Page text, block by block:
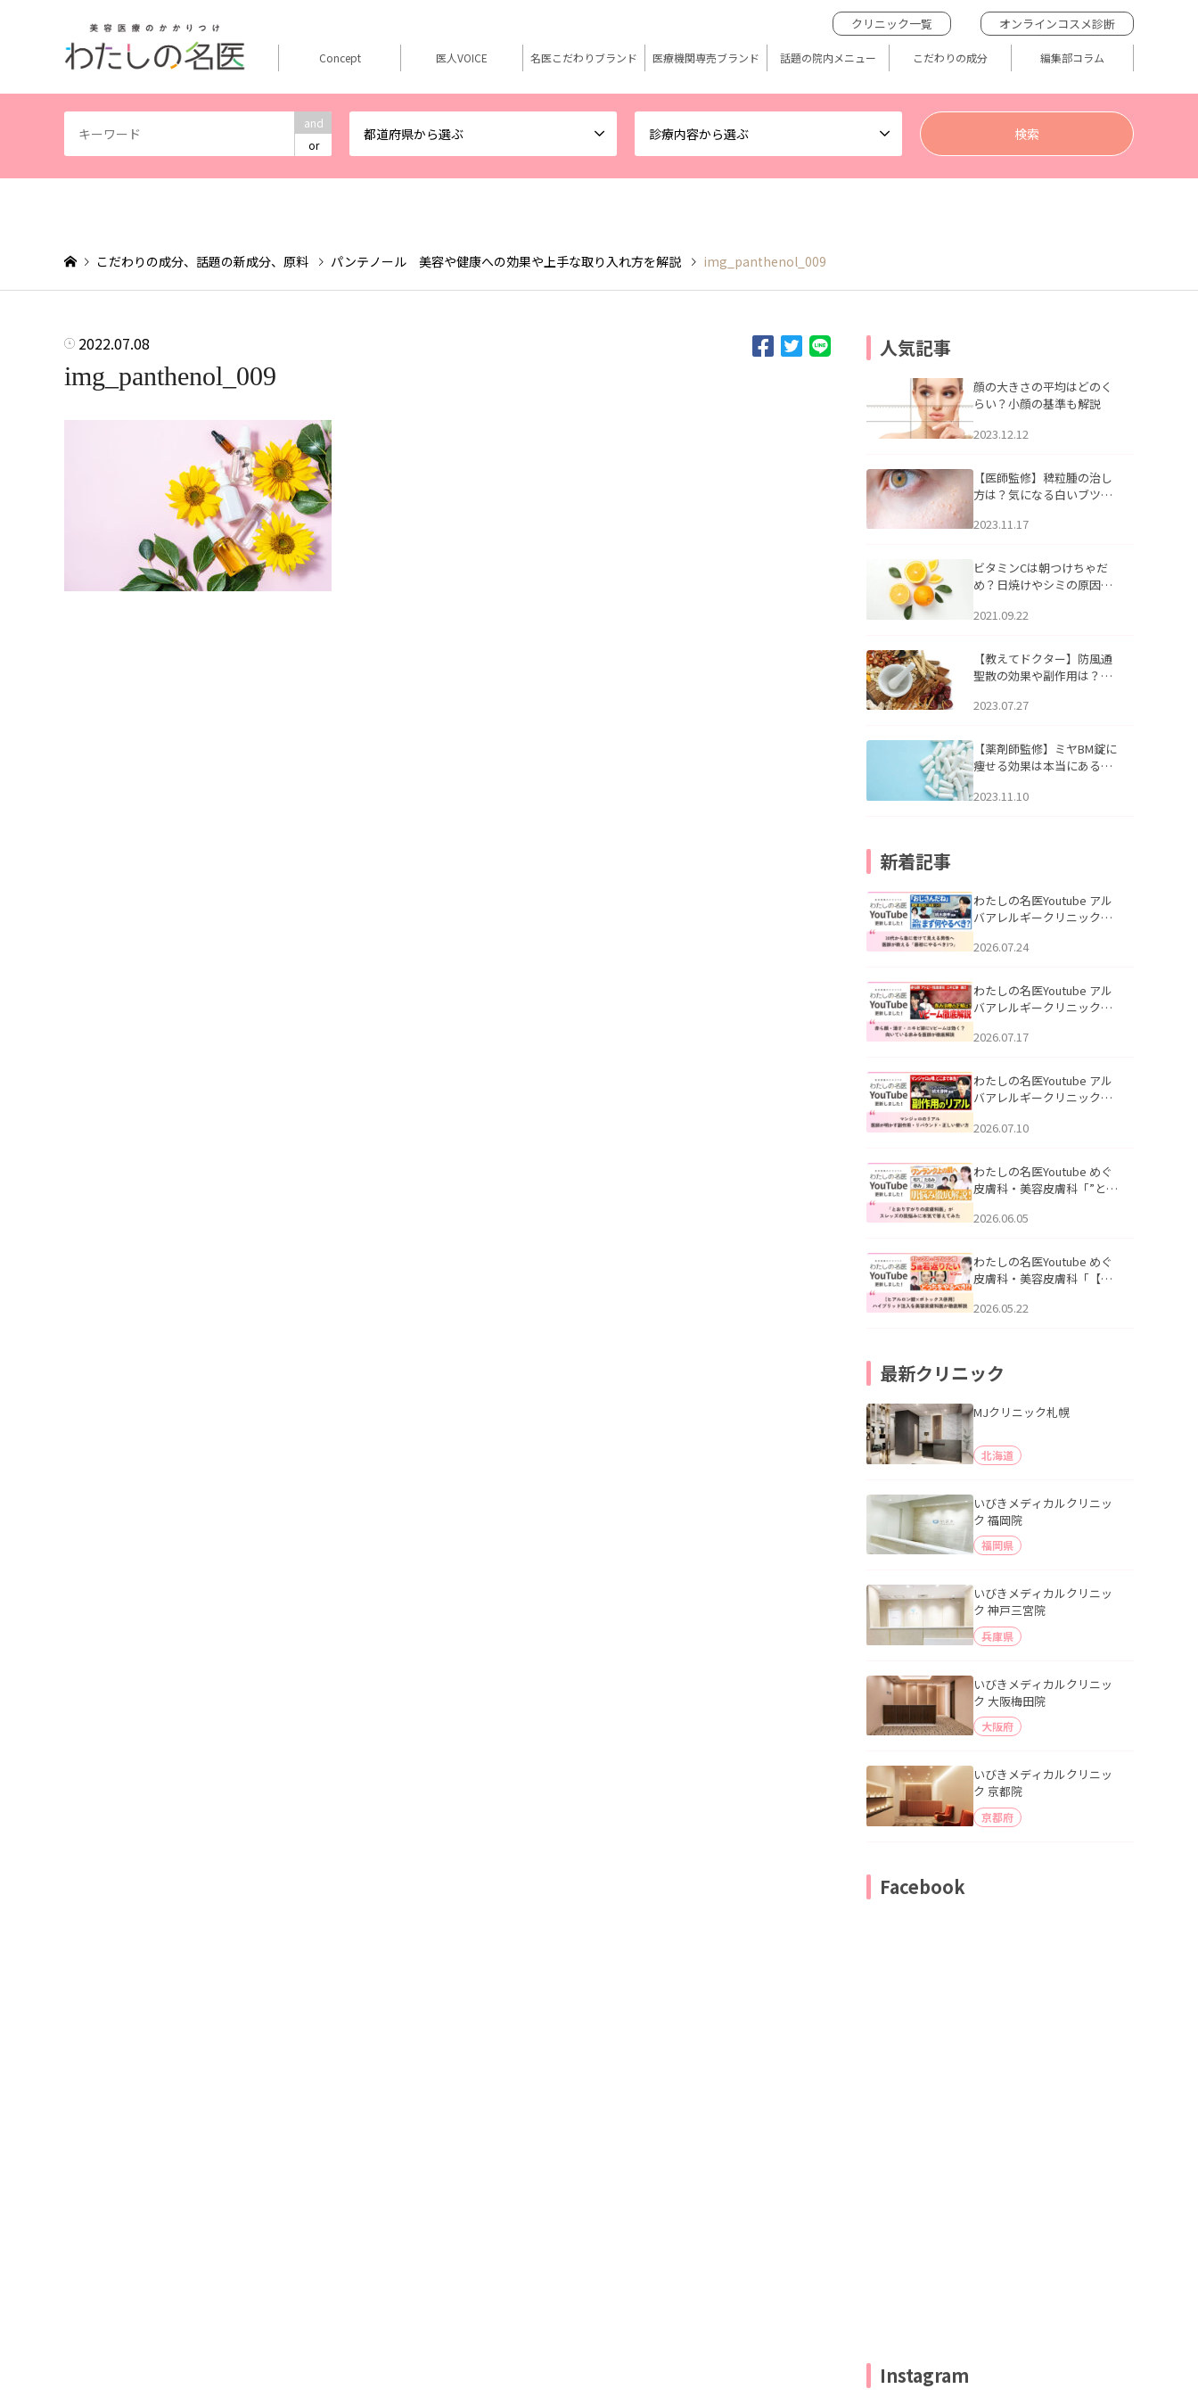
and
or
都道府県から選ぶ 診療内容から選ぶ
クリニック一覧 オンラインコスメ診断
Concept 医人VOICE 名医こだわりブランド 医療機関専売ブランド 話題の院内メニュー こだわりの成分 編集部コラム
こだわりの成分、話題の新成分、原料 パンテノール 美容や健康への効果や上手な取り入れ方を解説 img_panthenol_009
2022.07.08
img_panthenol_009
人気記事
顔の大きさの平均はどのく
らい？小顔の基準も解説
2023.12.12
【医師監修】稗粒腫の治し
方は？気になる白いブツブ
アについて
2023.11.17
ビタミンCは朝つけちゃだ
め？日焼けやシミの原因に
2021.09.22
【教えてドクター】防風通
聖散の効果や副作用は？長
2023.07.27
【薬剤師監修】ミヤBM錠に
痩せる効果は本当にある
2023.11.10
新着記事
わたしの名医Youtube アル
バアレルギークリニック札
える男性へ｜医師が教える
公開いたしました。
2026.07.24
わたしの名医Youtube アル
バアレルギークリニック札
跡にVビームは効く？向いて
説」を公開いたしました。
2026.07.17
わたしの名医Youtube アル
バアレルギークリニック札
医師が明かす副作用・リバ
公開いたしました。
2026.07.10
わたしの名医Youtube めぐ
皮膚科・美容皮膚科「”とお
ッズの肌悩みに本気で答え
た。
2026.06.05
わたしの名医Youtube めぐ
皮膚科・美容皮膚科「【ヒ
用】ハイブリッド注入を美
2026.05.22
最新クリニック
MJクリニック札幌
北海道
いびきメディカルクリニッ
ク 福岡院
福岡県
いびきメディカルクリニッ
ク 神戸三宮院
兵庫県
いびきメディカルクリニッ
ク 大阪梅田院
大阪府
いびきメディカルクリニッ
ク 京都院
京都府
Facebook
Instagram